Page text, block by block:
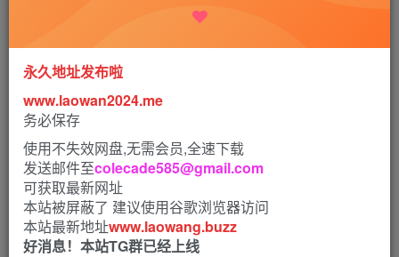
永久地址发布啦
www.laowan2024.me
务必保存
使用不失效网盘,无需会员,全速下载
发送邮件至colecade585@gmail.com
可获取最新网址
本站被屏蔽了 建议使用谷歌浏览器访问
本站最新地址www.laowang.buzz
好消息！本站TG群已经上线